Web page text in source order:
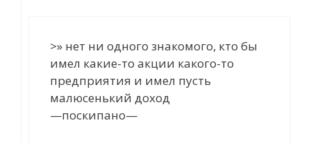
>» нет ни одного знакомого, кто бы
имел какие-то акции какого-то
предприятия и имел пусть
малюсенький доход
—поскипано—